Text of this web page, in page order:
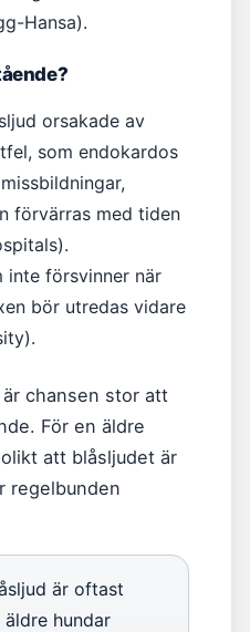
Hansa).
orsakade av
som endokardos
förvärras med tiden
inte försvinner när
bör utredas vidare
chansen stor att
För en äldre
att blåsljudet är
regelbunden
är oftast
hundar